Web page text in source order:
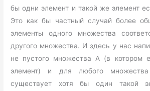
бы одни элемент и такой же элемент
Это как бы частный случай более
элементы одного множества
другого множества. И здесь у нас
не пустого множества А (в котором
элемент) и для любого
существует хотя бы один такой